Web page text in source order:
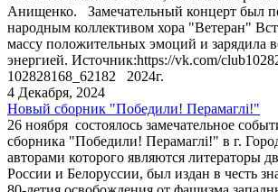
Анищенко. Замечательный концерт был
народным коллективом хора "Ветеран"
массу положительных эмоций и зарядила
энергией. Источник:https://vk.com/
102828168_62182 2024г.
4 Декабря, 2024
Новый сборник "Победили! Перамаглi!"
26 ноября состоялось замечательное
сборника "Победили! Перамаглi!" в г.
авторами которого являются литераторы
России и Белоруссии, был издан в честь